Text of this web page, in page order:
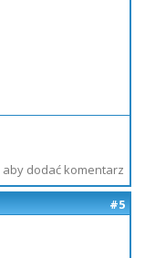
aby dodać komentarz
#5